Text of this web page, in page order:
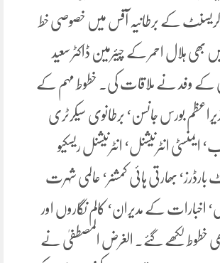
کے برطانیہ آفس میں خصوصی خط
میں بھی ہلال احمر کے چیئرمین ڈاکٹر سعید
کے وفد نے ملاقات کی۔ خطوط مہم کے
بورس جانسن‘ برطانوی سیکرٹری
انٹرنیشنل‘ انٹرنیشنل ریسکیو
بارڈرز‘ بھارتی ہائی کمشنر‘ عالمی شہرت
اخبارات کے مدیران‘ کالم نگاروں اور
بھی خطوط لکھے گئے۔ الغرض المصطفیٰ نے